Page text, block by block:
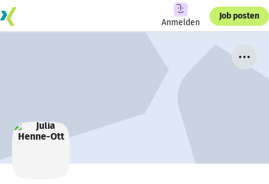
Anmelden
Job posten